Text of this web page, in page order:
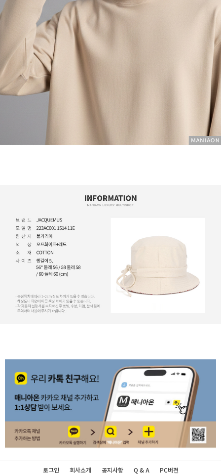
로그인 회사소개 공지사항 Q & A PC버전